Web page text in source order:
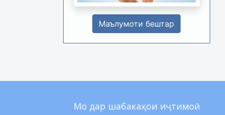
Маълумоти бештар
Мо дар шабакаҳои иҷтимоӣ